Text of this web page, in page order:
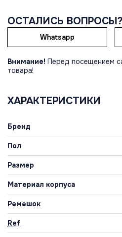
ОСТАЛИСЬ ВОПРОСЫ?
Whatsapp
Внимание! Перед посещением
товара!
ХАРАКТЕРИСТИКИ
Бренд
Пол
Размер
Материал корпуса
Ремешок
Ref